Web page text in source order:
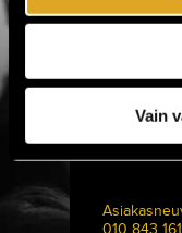
Vain
hei@tiketti.fi
010 843